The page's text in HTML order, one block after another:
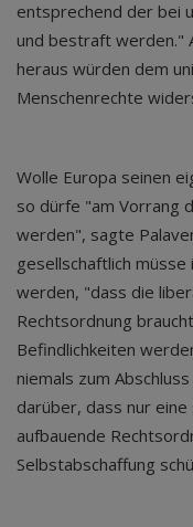
entsprechend der bei
und bestraft werden."
heraus würden dem
Menschenrechte
Wolle Europa seinen
so dürfe "am Vorrang
werden", sagte
gesellschaftlich
werden, "dass die
Rechtsordnung
Befindlichkeiten
niemals zum
darüber, dass nur
aufbauende
Selbstabschaffung